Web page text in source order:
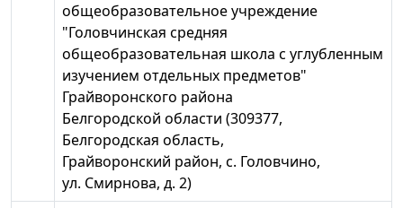
общеобразовательное учреждение
"Головчинская средняя
общеобразовательная школа с углубленным
изучением отдельных предметов"
Грайворонского района
Белгородской области (309377,
Белгородская область,
Грайворонский район, с. Головчино,
ул. Смирнова, д. 2)